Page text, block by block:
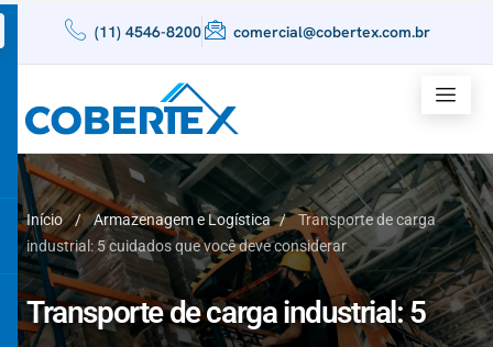
(11) 4546-8200 comercial@cobertex.com.br
Início / Armazenagem e Logística /
Transporte de carga
industrial: 5 cuidados que você deve considerar
Transporte de carga industrial: 5